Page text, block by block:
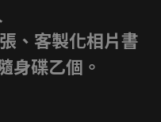
、客製化相片書
身碟乙個。